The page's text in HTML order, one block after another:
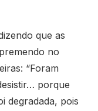
que as
no
“Foram
porque
degradada, pois